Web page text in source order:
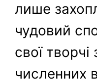
лише
чудовий
свої
численних